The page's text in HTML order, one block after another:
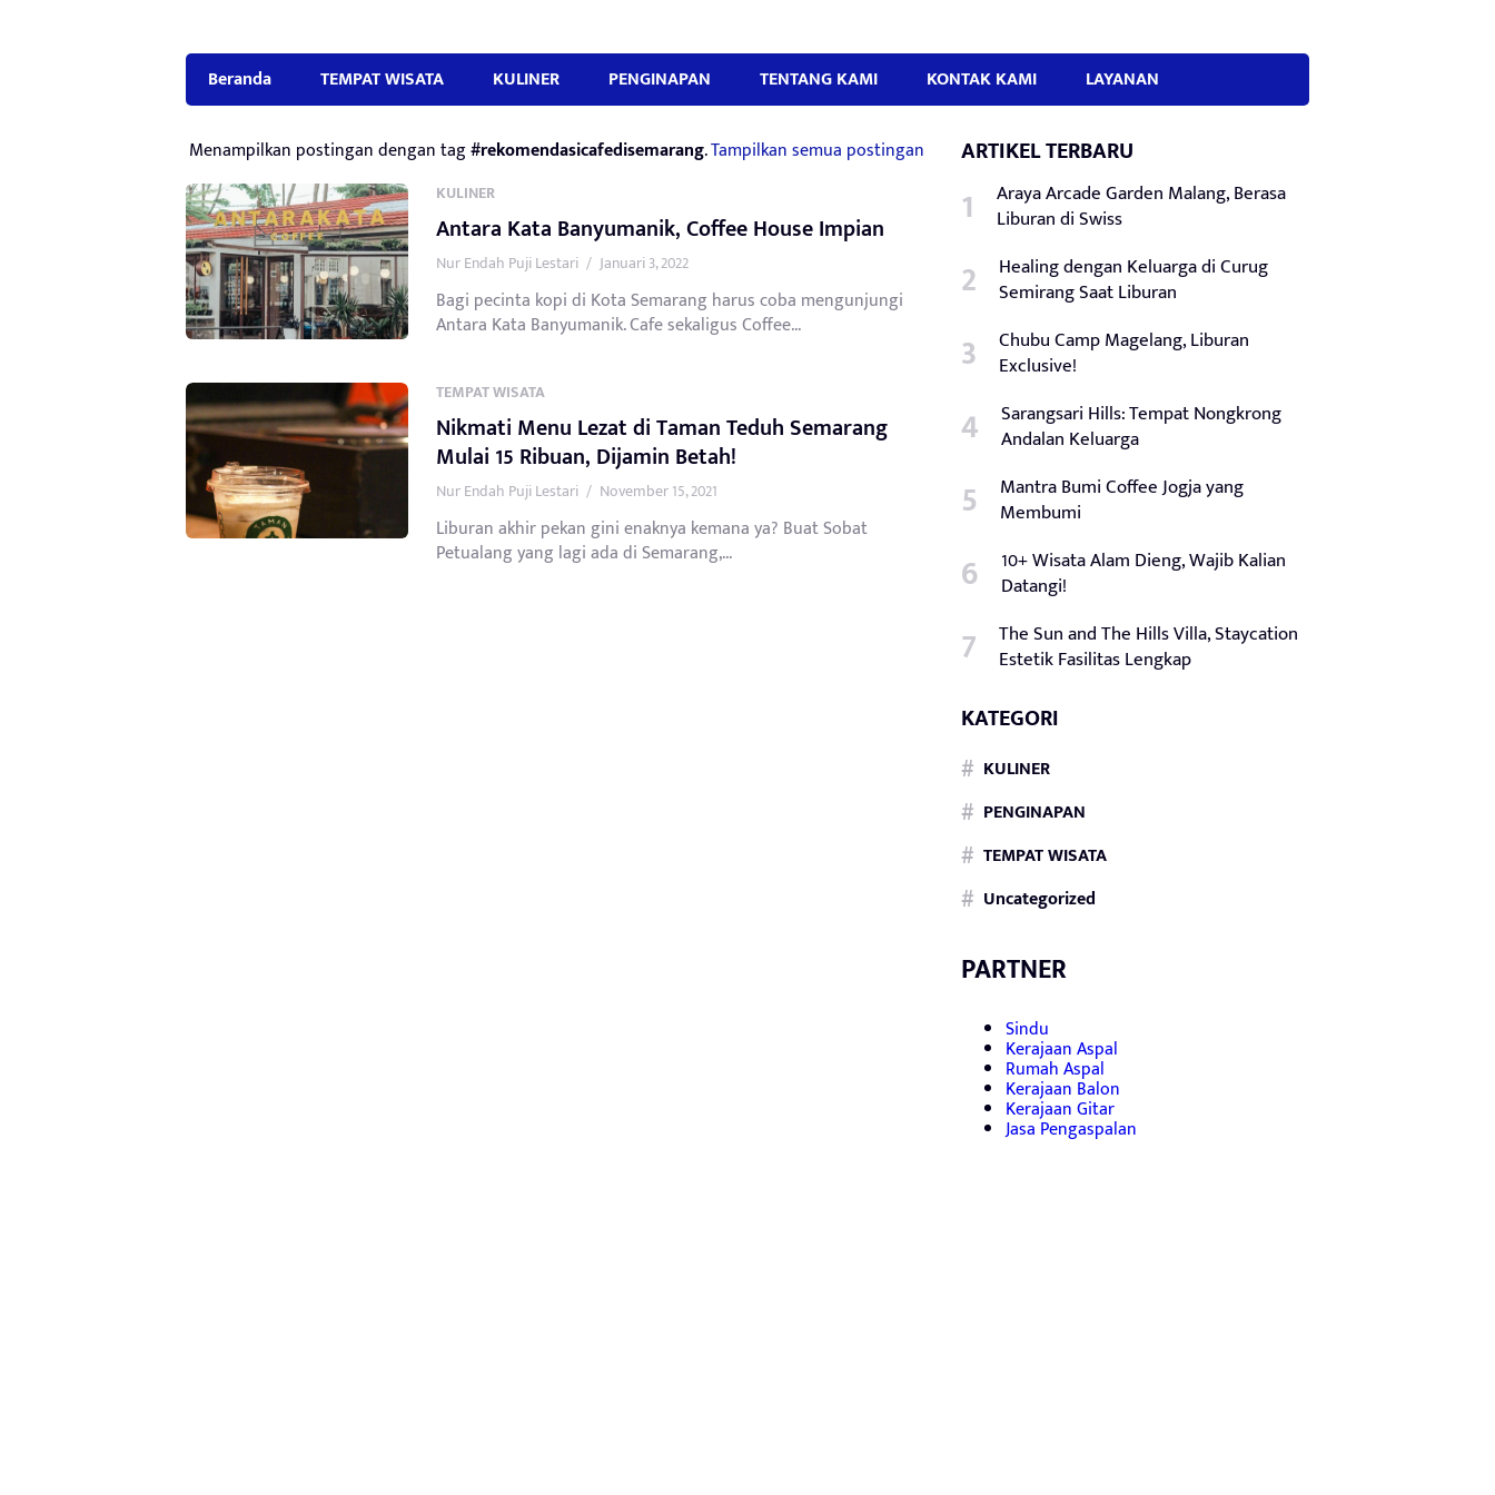
Beranda TEMPAT WISATA KULINER PENGINAPAN TENTANG KAMI KONTAK KAMI LAYANAN
Menampilkan postingan dengan tag#rekomendasicafedisemarang.Tampilkan semua postingan
KULINER
Antara Kata Banyumanik, Coffee House Impian
Nur Endah Puji Lestari / Januari 3, 2022
Bagi pecinta kopi di Kota Semarang harus coba mengunjungi
Antara Kata Banyumanik. Cafe sekaligus Coffee...
TEMPAT WISATA
Nikmati Menu Lezat di Taman Teduh Semarang
Mulai 15 Ribuan, Dijamin Betah!
Nur Endah Puji Lestari / November 15, 2021
Liburan akhir pekan gini enaknya kemana ya? Buat Sobat
Petualang yang lagi ada di Semarang,...
ARTIKEL TERBARU
Araya Arcade Garden Malang, Berasa
Liburan di Swiss
Healing dengan Keluarga di Curug
Semirang Saat Liburan
Chubu Camp Magelang, Liburan
Exclusive!
Sarangsari Hills: Tempat Nongkrong
Andalan Keluarga
Mantra Bumi Coffee Jogja yang
Membumi
10+ Wisata Alam Dieng, Wajib Kalian
Datangi!
The Sun and The Hills Villa, Staycation
Estetik Fasilitas Lengkap
KATEGORI
KULINER
PENGINAPAN
TEMPAT WISATA
Uncategorized
PARTNER
Sindu
Kerajaan Aspal
Rumah Aspal
Kerajaan Balon
Kerajaan Gitar
Jasa Pengaspalan